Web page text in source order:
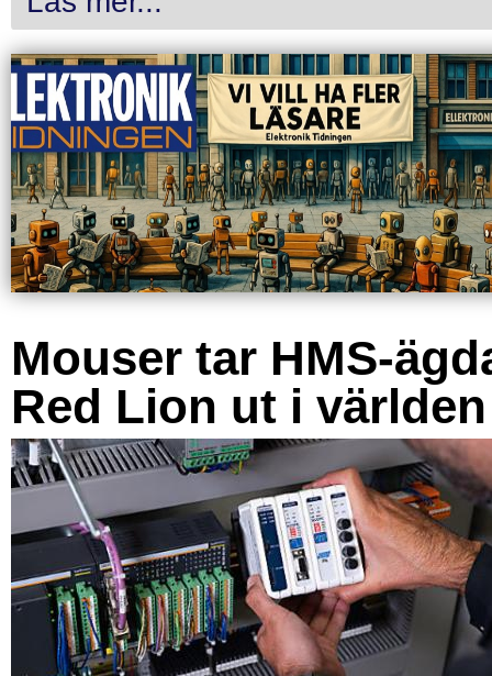
Mouser tar HMS-
Red Lion ut i världen